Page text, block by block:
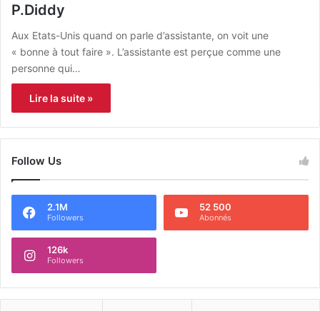
P.Diddy
Aux Etats-Unis quand on parle d’assistante, on voit une
« bonne à tout faire ». L’assistante est perçue comme une
personne qui…
Lire la suite »
Follow Us
2.1M
Followers
52 500
Abonnés
126k
Followers